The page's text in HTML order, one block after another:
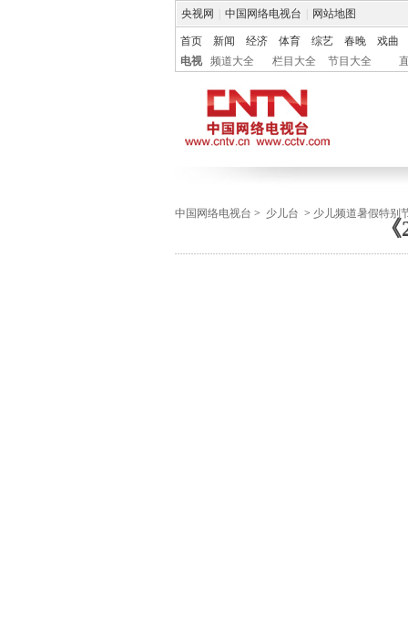
央视网 中国网络电视台 网站地图
首页 新闻 经济 体育 综艺 春晚
戏曲
电视
频道大全 栏目大全 节目大全
中国网络电视台 > 少儿台 > 少儿频道暑假特别